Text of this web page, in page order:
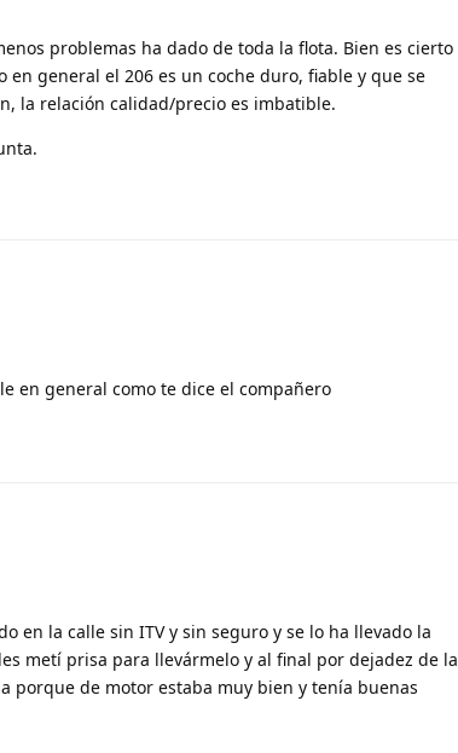
problemas ha dado de toda la flota. Bien es cierto
general el 206 es un coche duro, fiable y que se
la relación calidad/precio es imbatible.
en general como te dice el compañero
en la calle sin ITV y sin seguro y se lo ha llevado la
metí prisa para llevármelo y al final por dejadez de la
porque de motor estaba muy bien y tenía buenas